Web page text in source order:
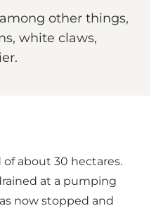
other things,
white claws,
about 30 hectares.
at a pumping
now stopped and